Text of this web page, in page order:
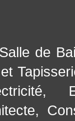
de
,
,